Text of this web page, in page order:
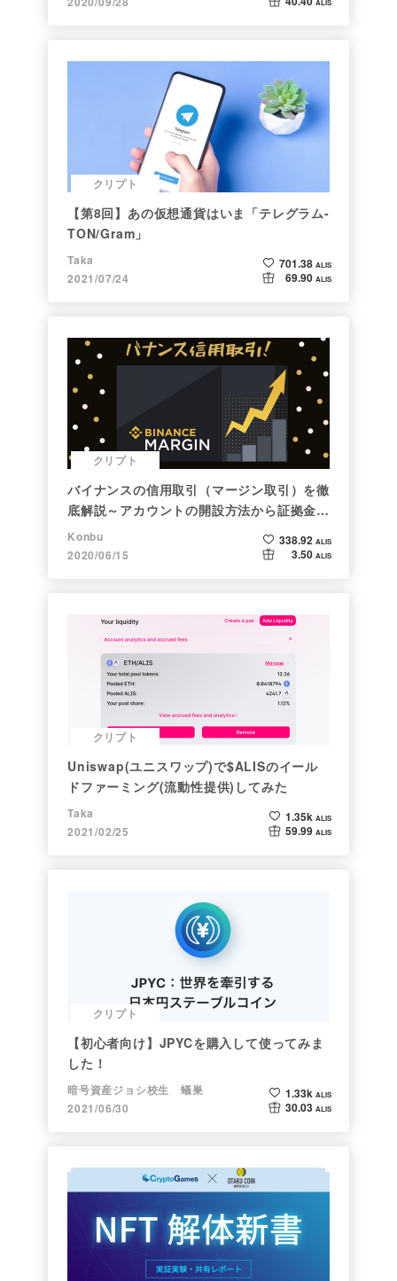
ALIS
クリプト
【第8回】あの仮想通貨はいま「テレグラム-
TON/Gram」
Taka
2021/07/24
701.38 ALIS
69.90 ALIS
クリプト
バイナンスの信用取引（マージン取引）を徹
底解説～アカウントの開設方法から証拠金計
算例まで～
Konbu
2020/06/15
338.92 ALIS
3.50 ALIS
クリプト
Uniswap(ユニスワップ)で$ALISのイール
ドファーミング(流動性提供)してみた
Taka
2021/02/25
1.35k ALIS
59.99 ALIS
クリプト
【初心者向け】JPYCを購入して使ってみま
した！
暗号資産ジョシ校生 蟻巣
2021/06/30
1.33k ALIS
30.03 ALIS